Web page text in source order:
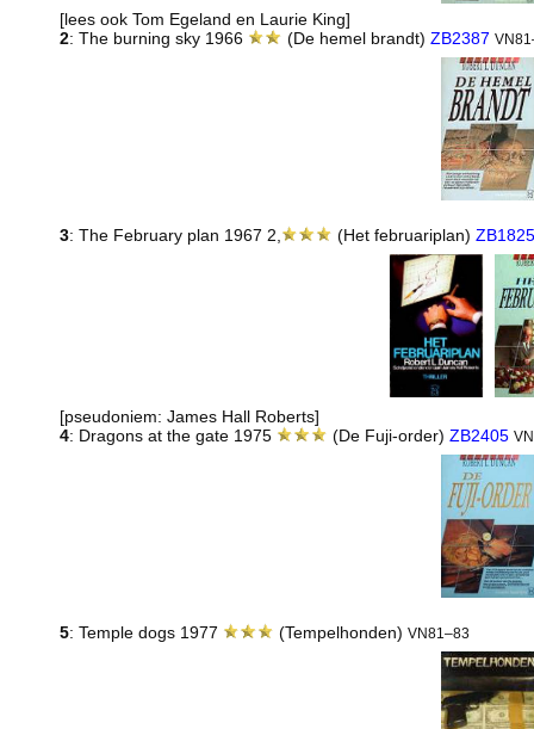
[lees ook Tom Egeland en Laurie King]
2: The burning sky 1966 (De hemel brandt) ZB2387
3: The February plan 1967 2, (Het februariplan)
[pseudoniem: James Hall Roberts]
4: Dragons at the gate 1975 (De Fuji-order)ZB2405
5: Temple dogs 1977 (Tempelhonden)VN81–83